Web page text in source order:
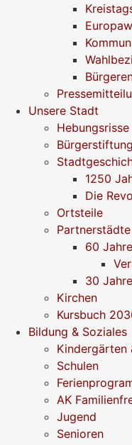
Unsere Stadt
Hebungsrisse
1250
Die
Ortsteile
Partnerstädte
60
30
Kirchen
Kursbuch
Bildung & Soziales
Kindergärten
Schulen
AK
Jugend
Senioren